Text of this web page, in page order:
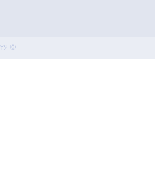
© 2026 All Rights Reserved.